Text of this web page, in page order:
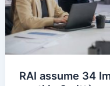
RAI assume 34